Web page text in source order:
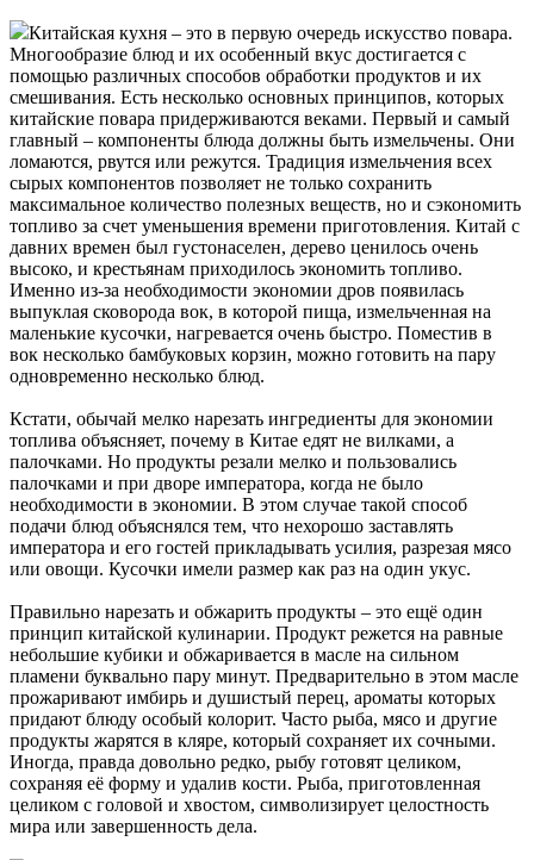
Китайская кухня – это в первую очередь искусство повара.
Многообразие блюд и их особенный вкус достигается с
помощью различных способов обработки продуктов и их
смешивания. Есть несколько основных принципов, которых
китайские повара придерживаются веками. Первый и самый
главный – компоненты блюда должны быть измельчены. Они
ломаются, рвутся или режутся. Традиция измельчения всех
сырых компонентов позволяет не только сохранить
максимальное количество полезных веществ, но и сэкономить
топливо за счет уменьшения времени приготовления. Китай с
давних времен был густонаселен, дерево ценилось очень
высоко, и крестьянам приходилось экономить топливо.
Именно из-за необходимости экономии дров появилась
выпуклая сковорода вок, в которой пища, измельченная на
маленькие кусочки, нагревается очень быстро. Поместив в
вок несколько бамбуковых корзин, можно готовить на пару
одновременно несколько блюд.
Кстати, обычай мелко нарезать ингредиенты для экономии
топлива объясняет, почему в Китае едят не вилками, а
палочками. Но продукты резали мелко и пользовались
палочками и при дворе императора, когда не было
необходимости в экономии. В этом случае такой способ
подачи блюд объяснялся тем, что нехорошо заставлять
императора и его гостей прикладывать усилия, разрезая мясо
или овощи. Кусочки имели размер как раз на один укус.
Правильно нарезать и обжарить продукты – это ещё один
принцип китайской кулинарии. Продукт режется на равные
небольшие кубики и обжаривается в масле на сильном
пламени буквально пару минут. Предварительно в этом масле
прожаривают имбирь и душистый перец, ароматы которых
придают блюду особый колорит. Часто рыба, мясо и другие
продукты жарятся в кляре, который сохраняет их сочными.
Иногда, правда довольно редко, рыбу готовят целиком,
сохраняя её форму и удалив кости. Рыба, приготовленная
целиком с головой и хвостом, символизирует целостность
мира или завершенность дела.